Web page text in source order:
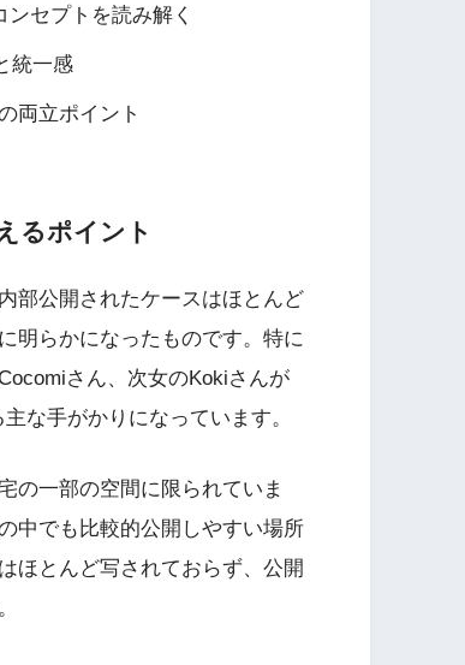
セプトを読み解く
統一感
両立ポイント
るポイント
部公開されたケースはほとんど
明らかになったものです。特に
さん、次女のKokiさんが
な手がかりになっています。
の一部の空間に限られていま
中でも比較的公開しやすい場所
ほとんど写されておらず、公開